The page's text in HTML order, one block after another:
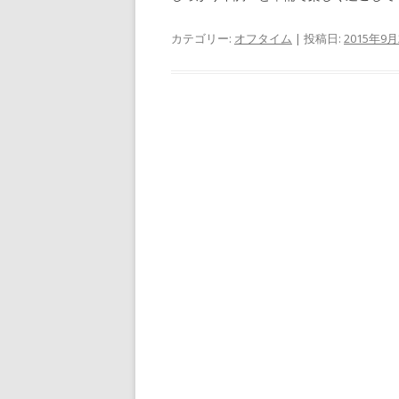
カテゴリー: オフタイム | 投稿日: 2015年9